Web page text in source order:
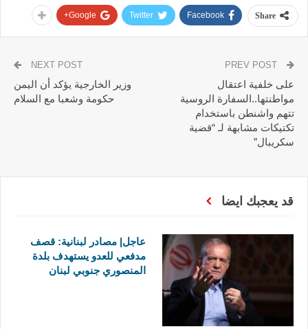
Share
Facebook
Twitter
Google+
على خلفية اعتقال
مواطنتها..السفارة الروسية
تتهم واشنطن باستخدام
تكتيكات مشابهة لـ “قضية
سكريبال”
NEXT POST
وزير الخارجية يؤكد أن اليمن
حكومة وشعبا مع السلام
قد يعجبك ايضا
عاجل| مصادر لبنانية: قصف
مدفعي للعدو يستهدف بلدة
المنصوري جنوبي لبنان